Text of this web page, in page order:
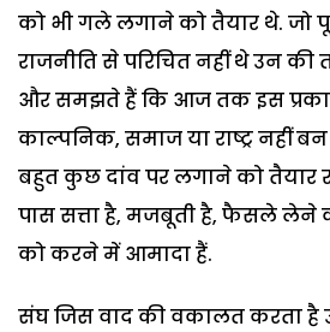
को भी गले लगाने को तैयार थे. जो
राजनीति से परिचित नहीं थे उन की
और समझते हैं कि आज तक इस
काल्पनिक, समाज या राष्ट्र नहीं
बहुत कुछ दांव पर लगाने को
पास सत्ता है, मजबूती है, फैसले लेने
को करने में आमादा हैं.
संघ जिस वाद की वकालत करता है